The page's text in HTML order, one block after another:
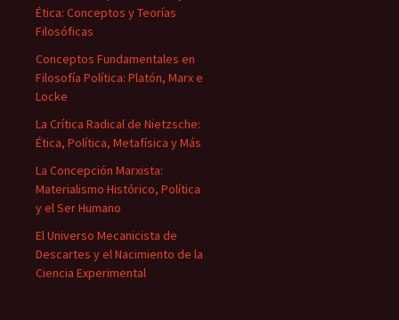
Ética: Conceptos y Teorías
Filosóficas
Conceptos Fundamentales en
Filosofía Política: Platón, Marx e
Locke
La Crítica Radical de Nietzsche:
Ética, Política, Metafísica y Más
La Concepción Marxista:
Materialismo Histórico, Política
y el Ser Humano
El Universo Mecanicista de
Descartes y el Nacimiento de la
Ciencia Experimental